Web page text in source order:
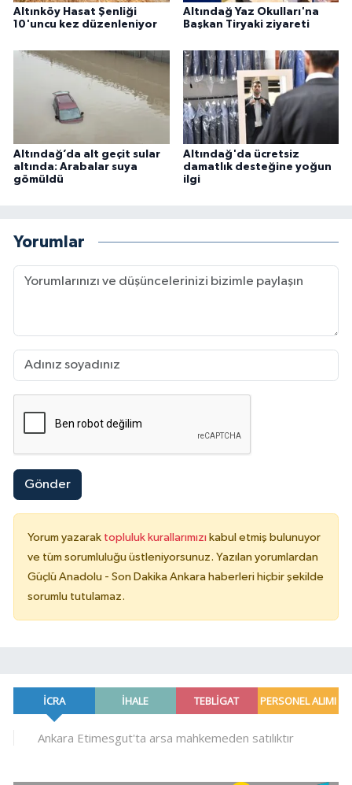
Altınköy Hasat Şenliği
10'uncu kez düzenleniyor
Altındağ Yaz Okulları'na
Başkan Tiryaki ziyareti
Altındağ’da alt geçit sular
altında: Arabalar suya
gömüldü
Altındağ'da ücretsiz
damatlık desteğine yoğun
ilgi
Yorumlar
Gönder
Yorum yazarak topluluk kurallarımızı kabul etmiş bulunuyor
ve tüm sorumluluğu üstleniyorsunuz. Yazılan yorumlardan
Güçlü Anadolu - Son Dakika Ankara haberleri hiçbir şekilde
sorumlu tutulamaz.